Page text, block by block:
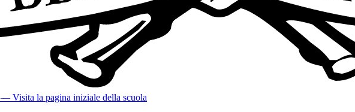
— Visita la pagina iniziale della scuola